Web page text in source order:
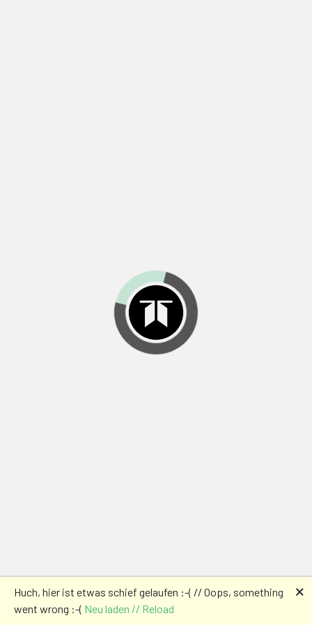
Huch, hier ist etwas schief gelaufen :-( // Oops, something
went wrong :-( Neu laden // Reload
🗙